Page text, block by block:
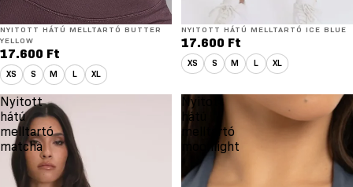
NYITOTT HÁTÚ MELLTARTÓ BUTTER
YELLOW
17.600 Ft
XS S M L XL
NYITOTT HÁTÚ MELLTARTÓ ICE BLUE
17.600 Ft
XS S M L XL
Nyitott
hátú
melltartó
matcha
Nyitott
hátú
melltartó
moonlight